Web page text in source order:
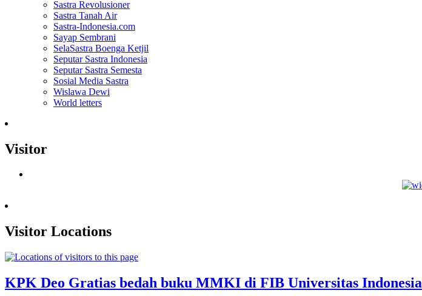
Sastra Revolusioner
Sastra Tanah Air
Sastra-Indonesia.com
Sayap Sembrani
SelaSastra Boenga Ketjil
Seputar Sastra Indonesia
Seputar Sastra Semesta
Sosial Media Sastra
Wislawa Dewi
World letters
Visitor
Visitor Locations
KPK Deo Gratias bedah buku MMKI di FIB Universitas Indonesia